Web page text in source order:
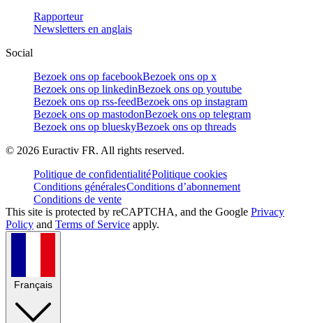
Rapporteur
Newsletters en anglais
Social
Bezoek ons op facebookBezoek ons op x
Bezoek ons op linkedinBezoek ons op youtube
Bezoek ons op rss-feedBezoek ons op instagram
Bezoek ons op mastodonBezoek ons op telegram
Bezoek ons op blueskyBezoek ons op threads
© 2026 Euractiv FR. All rights reserved.
Politique de confidentialitéPolitique cookies
Conditions généralesConditions d’abonnement
Conditions de vente
This site is protected by reCAPTCHA, and the Google Privacy
Policy and Terms of Service apply.
Français